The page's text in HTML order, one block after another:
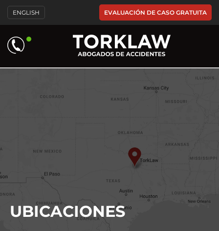
Please
note:
This
includes
an
ENGLISH EVALUACIÓN DE CASO GRATUITA
UBICACIONES